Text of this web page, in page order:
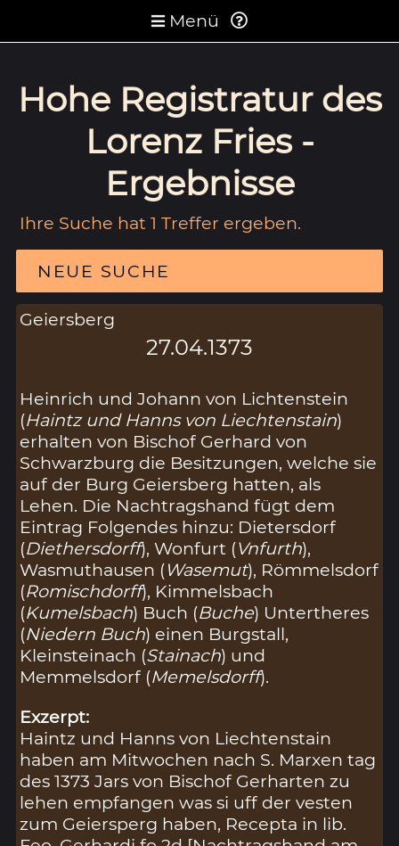
Menü
Hohe Registratur des
Lorenz Fries -
Ergebnisse
Ihre Suche hat 1 Treffer ergeben.
NEUE SUCHE
Geiersberg
27.04.1373
Heinrich und Johann von Lichtenstein
(Haintz und Hanns von Liechtenstain)
erhalten von Bischof Gerhard von
Schwarzburg die Besitzungen, welche sie
auf der Burg Geiersberg hatten, als
Lehen. Die Nachtragshand fügt dem
Eintrag Folgendes hinzu: Dietersdorf
(Diethersdorff), Wonfurt (Vnfurth),
Wasmuthausen (Wasemut), Römmelsdorf
(Romischdorff), Kimmelsbach
(Kumelsbach) Buch (Buche) Untertheres
(Niedern Buch) einen Burgstall,
Kleinsteinach (Stainach) und
Memmelsdorf (Memelsdorff).
Exzerpt:
Haintz und Hanns von Liechtenstain
haben am Mitwochen nach S. Marxen tag
des 1373 Jars von Bischof Gerharten zu
lehen empfangen was si uff der vesten
zum Geiersperg haben, Recepta in lib.